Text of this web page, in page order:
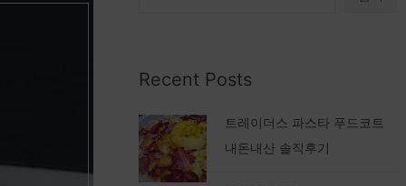
Recent Posts
트레이더스 파스타 푸드코트
내돈내산 솔직후기